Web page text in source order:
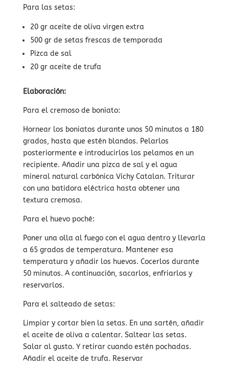
Para las setas:
20 gr aceite de oliva virgen extra
500 gr de setas frescas de temporada
Pizca de sal
20 gr aceite de trufa
Elaboración:
Para el cremoso de boniato:
Hornear los boniatos durante unos 50 minutos a 180
grados, hasta que estén blandos. Pelarlos
posteriormente e introducirlos los pelamos en un
recipiente. Añadir una pizca de sal y el agua
mineral natural carbónica Vichy Catalan. Triturar
con una batidora eléctrica hasta obtener una
textura cremosa.
Para el huevo poché:
Poner una olla al fuego con el agua dentro y llevarla
a 65 grados de temperatura. Mantener esa
temperatura y añadir los huevos. Cocerlos durante
50 minutos. A continuación, sacarlos, enfriarlos y
reservarlos.
Para el salteado de setas:
Limpiar y cortar bien la setas. En una sartén, añadir
el aceite de oliva a calentar. Saltear las setas.
Salar al gusto. Y retirar cuando estén pochadas.
Añadir el aceite de trufa. Reservar